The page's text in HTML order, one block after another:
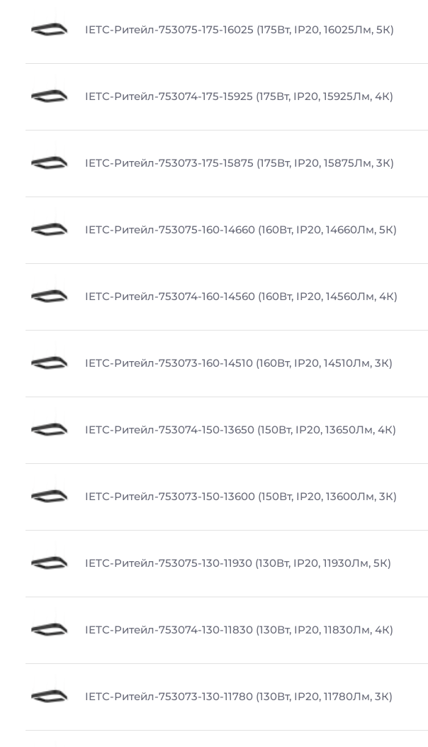
IETC-Ритейл-753075-175-16025 (175Вт, IP20, 16025Лм, 5К)
IETC-Ритейл-753074-175-15925 (175Вт, IP20, 15925Лм, 4К)
IETC-Ритейл-753073-175-15875 (175Вт, IP20, 15875Лм, 3К)
IETC-Ритейл-753075-160-14660 (160Вт, IP20, 14660Лм, 5К)
IETC-Ритейл-753074-160-14560 (160Вт, IP20, 14560Лм, 4К)
IETC-Ритейл-753073-160-14510 (160Вт, IP20, 14510Лм, 3К)
IETC-Ритейл-753074-150-13650 (150Вт, IP20, 13650Лм, 4К)
IETC-Ритейл-753073-150-13600 (150Вт, IP20, 13600Лм, 3К)
IETC-Ритейл-753075-130-11930 (130Вт, IP20, 11930Лм, 5К)
IETC-Ритейл-753074-130-11830 (130Вт, IP20, 11830Лм, 4К)
IETC-Ритейл-753073-130-11780 (130Вт, IP20, 11780Лм, 3К)